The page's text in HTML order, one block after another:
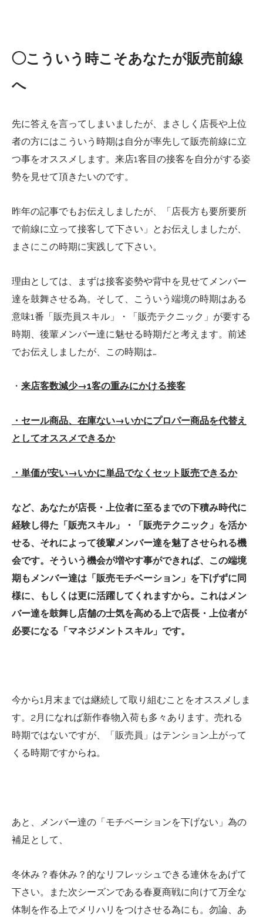
◯こういう時こそあなたが販売前線
へ
先に答えを言ってしまいましたが、まさしく店長や上位
者の方にはこういう時期は自分が率先して販売前線に立
つ事をオススメします。来店1客目の接客を自分がする姿
勢を見せて頂きたいのです。
昨年の記事でもお伝えしましたが、「店長方も要所要所
で前線に立って接客して下さい」とお伝えしましたが、
まさにこの時期に実践して下さい。
理由としては、まずは接客姿勢や背中を見せてメンバー
達を鼓舞させる為。そして、こういう端境の時期はある
意味1番「販売員スキル」・「販売テクニック」が要する
時期、後輩メンバー達に魅せる時期だと考えます。前述
でお伝えしましたが、この時期は…
・ 来店客数減少→1客の重みにかける接客
・セール商品、在庫ない→いかにプロパー商品を代替え
としてオススメできるか
・単価が安い→いかに単品でなくセット販売できるか
など、あなたが店長・上位者に至るまでの下積み時代に
経験し得た「販売スキル」・「販売テクニック」を活か
せる、それによって後輩メンバー達を魅了させられる機
会です。そういう機会が増やす事ができれば、この端境
期もメンバー達は「販売モチベーション」を下げずに同
様に、もしくは更に活躍してくれますから。これはメン
バー達を鼓舞し店舗の士気を高める上で店長・上位者が
必要になる「マネジメントスキル」です。
今から1月末までは継続して取り組むことをオススメしま
す。2月になれば新作春物入荷も多々あります。売れる
時期ではないですが、「販売員」はテンション上がって
くる時期ですからね。
あと、メンバー達の「モチベーションを下げない」為の
補足として、
冬休み？春休み？的なリフレッシュできる連休をあげて
下さい。また次シーズンである春夏商戦に向けて万全な
体制を作る上でメリハリをつけさせる為にも。勿論、あ